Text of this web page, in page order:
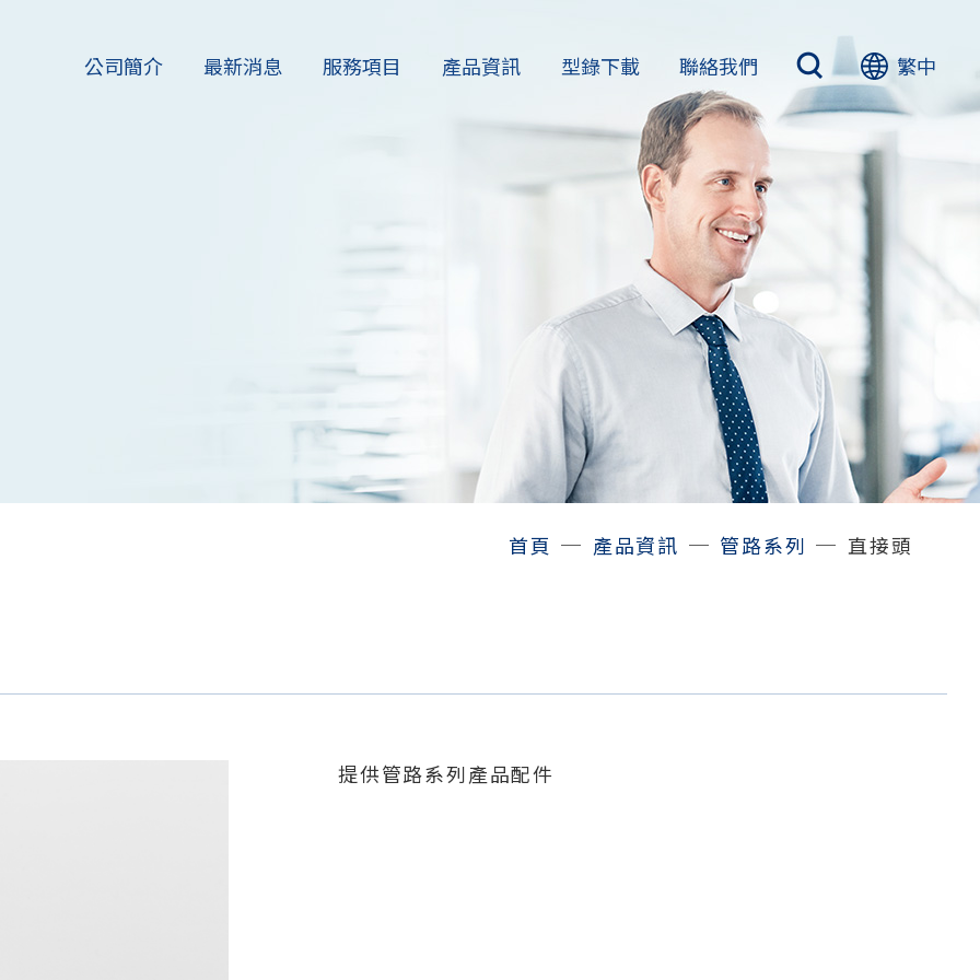
公司簡介 最新消息 服務項目 產品資訊 型錄下載 聯絡我們 繁中
首頁 ─ 產品資訊 ─ 管路系列 ─ 直接頭
提供管路系列產品配件